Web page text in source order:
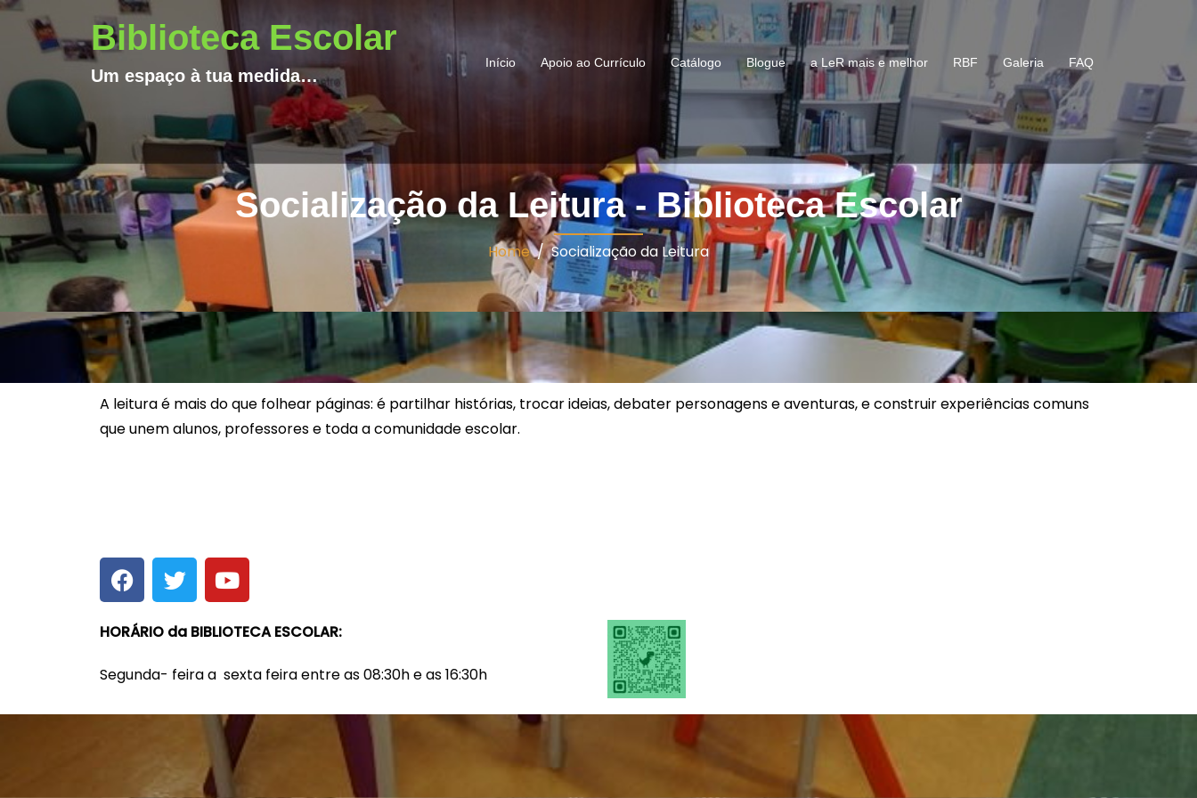
Biblioteca Escolar
Um espaço à tua medida…
Início Apoio ao Currículo Catálogo Blogue a LeR mais e melhor RBF Galeria FAQ
Socialização da Leitura - Biblioteca Escolar
Home/ Socialização da Leitura
A leitura é mais do que folhear páginas: é partilhar histórias, trocar ideias, debater personagens e aventuras, e construir experiências comuns
que unem alunos, professores e toda a comunidade escolar.
HORÁRIO da BIBLIOTECA ESCOLAR:
Segunda- feira a sexta feira entre as 08:30h e as 16:30h